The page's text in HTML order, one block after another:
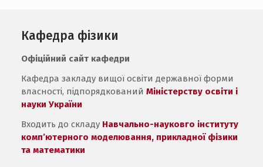
Кафедра фізики
Офіційний сайт кафедри
Кафедра закладу вищої освіти державної форми
власності, підпорядкованийМіністерству освіти і
науки України
Входить до складу Навчально-науковго інституту
комп’ютерного моделювання, прикладної фізики
та математики